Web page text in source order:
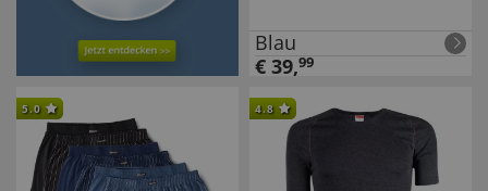
Blau
€ 39,99
5.0 4.8